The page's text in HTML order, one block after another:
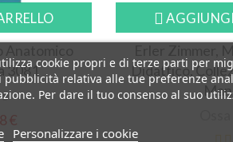
3081
€
Erler Zimmer,
Didattico,
cookie propri e di terze parti per
relativa alle tue preferenze
Per dare il tuo consenso al suo
Personalizzare i cookie